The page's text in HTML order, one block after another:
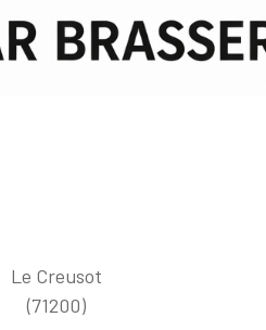
Le Creusot
(71200)